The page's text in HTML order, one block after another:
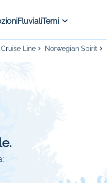
FluvialiTemi
Line Norwegian Spirit